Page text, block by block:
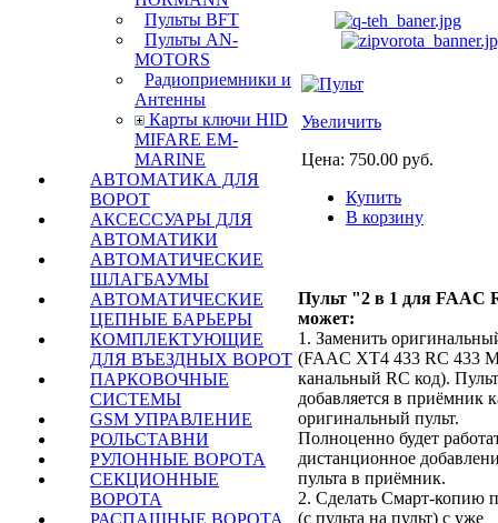
Пульты BFT
Пульты AN-
MOTORS
Радиоприемники и
Антенны
Карты ключи HID
MIFARE EM-
MARINE
АВТОМАТИКА ДЛЯ
ВОРОТ
АКСЕССУАРЫ ДЛЯ
АВТОМАТИКИ
АВТОМАТИЧЕСКИЕ
ШЛАГБАУМЫ
АВТОМАТИЧЕСКИЕ
ЦЕПНЫЕ БАРЬЕРЫ
КОМПЛЕКТУЮЩИЕ
ДЛЯ ВЪЕЗДНЫХ ВОРОТ
ПАРКОВОЧНЫЕ
СИСТЕМЫ
GSM УПРАВЛЕНИЕ
РОЛЬСТАВНИ
РУЛОННЫЕ ВОРОТА
СЕКЦИОННЫЕ
ВОРОТА
РАСПАШНЫЕ ВОРОТА
Увеличить
Цена: 750.00 руб.
Купить
В корзину
Пульт "2 в 1 для FAAC
может:
1. Заменить
(FAAC ХТ4 433 RC 433
канальный RC код). Пульт
добавляется в приёмник
оригинальный пульт.
Полноценно будет
дистанционное
пульта в приёмник.
2. Сделать Смарт-копию
(с пульта на пульт) с уже